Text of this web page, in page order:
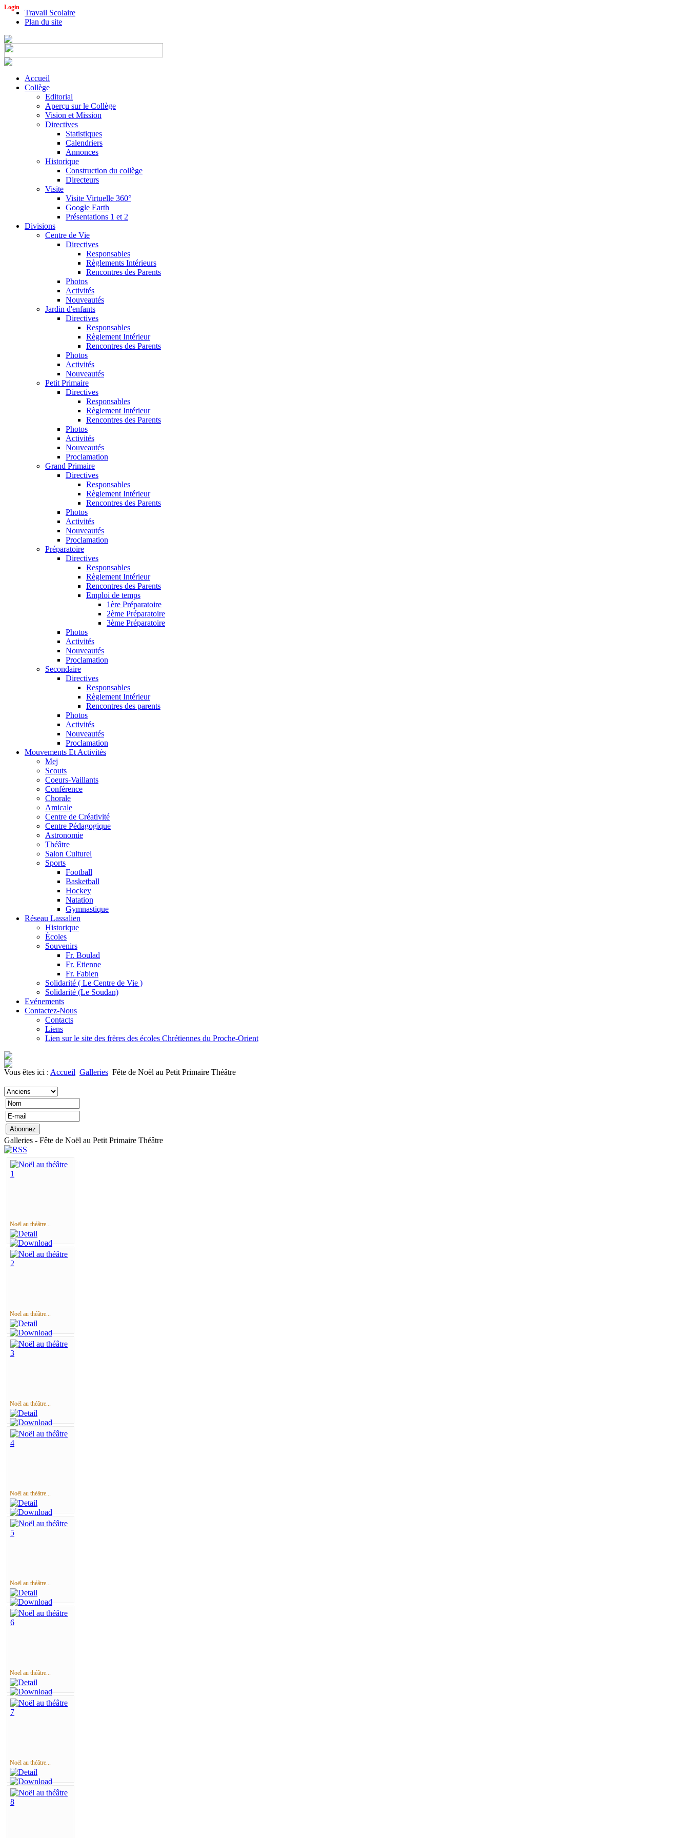
Login
Travail Scolaire
Plan du site
Accueil
Collège
Editorial
Aperçu sur le Collège
Vision et Mission
Directives
Statistiques
Calendriers
Annonces
Historique
Construction du collège
Directeurs
Visite
Visite Virtuelle 360°
Google Earth
Présentations 1 et 2
Divisions
Centre de Vie
Directives
Responsables
Règlements Intérieurs
Rencontres des Parents
Photos
Activités
Nouveautés
Jardin d'enfants
Directives
Responsables
Règlement Intérieur
Rencontres des Parents
Photos
Activités
Nouveautés
Petit Primaire
Directives
Responsables
Règlement Intérieur
Rencontres des Parents
Photos
Activités
Nouveautés
Proclamation
Grand Primaire
Directives
Responsables
Règlement Intérieur
Rencontres des Parents
Photos
Activités
Nouveautés
Proclamation
Préparatoire
Directives
Responsables
Règlement Intérieur
Rencontres des Parents
Emploi de temps
1ère Préparatoire
2ème Préparatoire
3ème Préparatoire
Photos
Activités
Nouveautés
Proclamation
Secondaire
Directives
Responsables
Règlement Intérieur
Rencontres des parents
Photos
Activités
Nouveautés
Proclamation
Mouvements Et Activités
Mej
Scouts
Coeurs-Vaillants
Conférence
Chorale
Amicale
Centre de Créativité
Centre Pédagogique
Astronomie
Théâtre
Salon Culturel
Sports
Football
Basketball
Hockey
Natation
Gymnastique
Réseau Lassalien
Historique
Écoles
Souvenirs
Fr. Boulad
Fr. Etienne
Fr. Fabien
Solidarité ( Le Centre de Vie )
Solidarité (Le Soudan)
Evénements
Contactez-Nous
Contacts
Liens
Lien sur le site des frères des écoles Chrétiennes du Proche-Orient
Vous êtes ici : Accueil Galleries Fête de Noël au Petit Primaire Théâtre
Galleries - Fête de Noël au Petit Primaire Théâtre
Noël au théâtre...
Noël au théâtre...
Noël au théâtre...
Noël au théâtre...
Noël au théâtre...
Noël au théâtre...
Noël au théâtre...